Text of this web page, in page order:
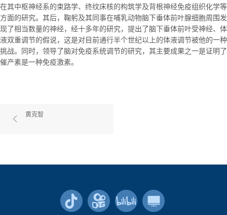
在其中枢神经系的束路学、终纹床核的构筑学及背根神经免疫组织化学等
方面的研究。其后，鞠躬及其同事在哺乳动物脑下垂体前叶腺细胞周围发
现了相当数量的神经，经十多年的研究，提出了脑下垂体前叶受神经、体
液双重调节的假说，这是对目前通行半个世纪以上的体液调节被他的一种
挑战。同时，领导了脑对免疫系统调节的研究，其主要成果之一是证明了
催产素是一种免疫激素。
黄克智